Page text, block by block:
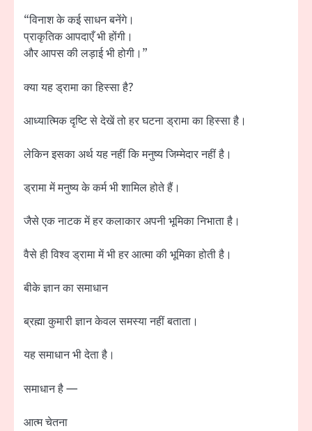
“विनाश के कई साधन बनेंगे।
प्राकृतिक आपदाएँ भी होंगी।
और आपस की लड़ाई भी होगी।”
क्या यह ड्रामा का हिस्सा है?
आध्यात्मिक दृष्टि से देखें तो हर घटना ड्रामा का हिस्सा है।
लेकिन इसका अर्थ यह नहीं कि मनुष्य जिम्मेदार नहीं है।
ड्रामा में मनुष्य के कर्म भी शामिल होते हैं।
जैसे एक नाटक में हर कलाकार अपनी भूमिका निभाता है।
वैसे ही विश्व ड्रामा में भी हर आत्मा की भूमिका होती है।
बीके ज्ञान का समाधान
ब्रह्मा कुमारी ज्ञान केवल समस्या नहीं बताता।
यह समाधान भी देता है।
समाधान है —
आत्म चेतना